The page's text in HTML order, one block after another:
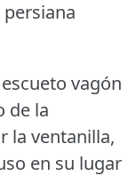
vagón
de la
la ventanilla,
en su lugar